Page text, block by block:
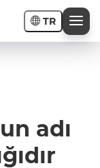
TR
adı